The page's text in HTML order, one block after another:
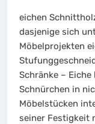
eichen
dasjenige sich
Möbelprojekten
Schränke –
Schnürchen in
Möbelstücken
seiner Festigkeit